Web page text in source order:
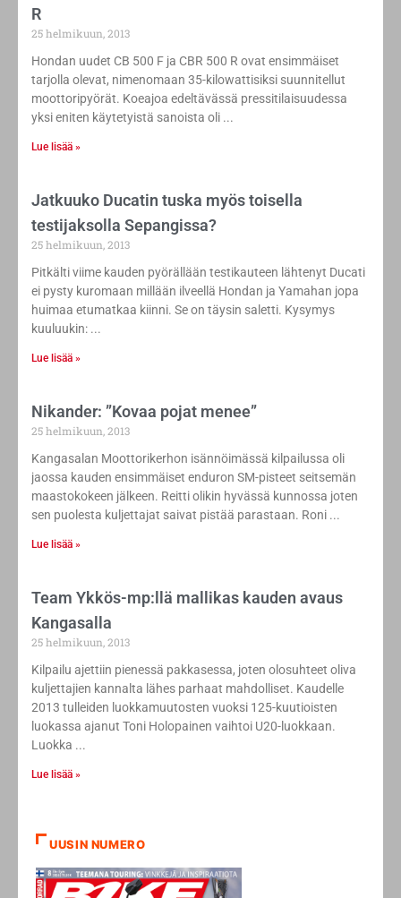
R
25 helmikuun, 2013
Hondan uudet CB 500 F ja CBR 500 R ovat ensimmäiset
tarjolla olevat, nimenomaan 35-kilowattisiksi suunnitellut
moottoripyörät. Koeajoa edeltävässä pressitilaisuudessa
yksi eniten käytetyistä sanoista oli
Lue lisää »
Jatkuuko Ducatin tuska myös toisella
testijaksolla Sepangissa?
25 helmikuun, 2013
Pitkälti viime kauden pyörällään testikauteen lähtenyt Ducati
ei pysty kuromaan millään ilveellä Hondan ja Yamahan jopa
huimaa etumatkaa kiinni. Se on täysin saletti. Kysymys
kuuluukin:
Lue lisää »
Nikander: ”Kovaa pojat menee”
25 helmikuun, 2013
Kangasalan Moottorikerhon isännöimässä kilpailussa oli
jaossa kauden ensimmäiset enduron SM-pisteet seitsemän
maastokokeen jälkeen. Reitti olikin hyvässä kunnossa joten
sen puolesta kuljettajat saivat pistää parastaan. Roni
Lue lisää »
Team Ykkös-mp:llä mallikas kauden avaus
Kangasalla
25 helmikuun, 2013
Kilpailu ajettiin pienessä pakkasessa, joten olosuhteet oliva
kuljettajien kannalta lähes parhaat mahdolliset. Kaudelle
2013 tulleiden luokkamuutosten vuoksi 125-kuutioisten
luokassa ajanut Toni Holopainen vaihtoi U20-luokkaan.
Luokka
Lue lisää »
UUSIN NUMERO